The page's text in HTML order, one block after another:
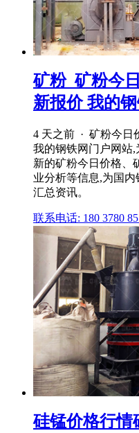
矿粉_矿粉今
新报价 我的钢
4 天之前 · 矿粉今日
我的钢铁网门户网站
新的矿粉今日价格、
业分析等信息,为国
汇总资讯。
联系电话: 180 3780
硅锰价格行情